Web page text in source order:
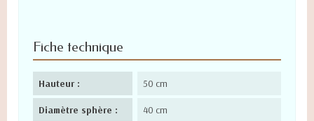
Fiche technique
Hauteur : 50 cm
Diamètre sphère : 40 cm